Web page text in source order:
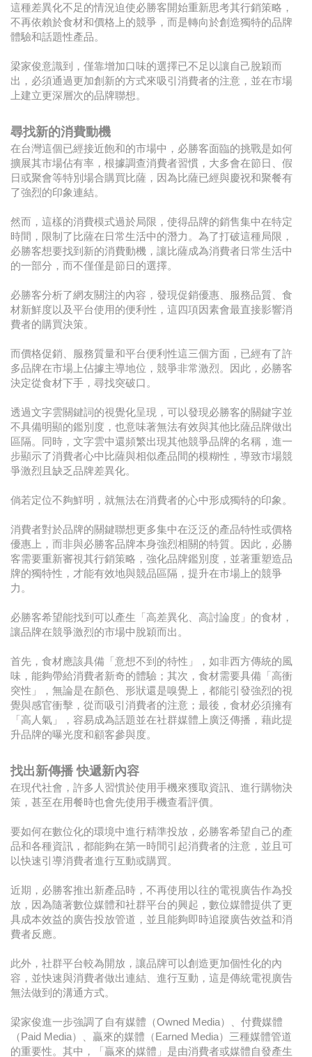
這種差異化不足的情況迫使必勝客開始重新思考其行銷策略，
不再依賴於食材和價格上的競爭，而是轉向於創造獨特的品牌
體驗和話題性產品。
梁家俊意識到，僅靠增加口味的選擇已不足以讓自己脫穎而
出，必須通過更加創新的方式來吸引消費者的注意，並在市場
上建立更深層次的品牌聯想。
尋找新的消費動機
在台灣這個已經接近飽和的市場中，必勝客面臨的挑戰是如何
擴展其市場佔有率，根據調查消費者習慣，大多會在節日、假
日或聚會等特別場合購買比薩，因為比薩已經與慶祝和聚餐有
了強烈的印象連結。
然而，這樣的消費模式過於局限，使得品牌的銷售集中在特定
時間，限制了比薩在日常生活中的潛力。為了打破這種局限，
必勝客想要找到新的消費動機，讓比薩成為消費者日常生活中
的一部分，而不僅僅是節日的選擇。
必勝客分析了網友關注的內容，發現促銷優惠、服務品質、食
材新鮮度以及平台使用的便利性，這四項因素會最直接影響消
費者的購買決策。
而價格促銷、服務質量和平台便利性這三個方面，已經有了許
多品牌在市場上佔據主導地位，競爭非常激烈。因此，必勝客
決定從食材下手，尋找突破口。
透過文字雲關鍵詞的視覺化呈現，可以發現必勝客的關鍵字並
不具備明顯的鑑別度，也意味著無法有效與其他比薩品牌做出
區隔。同時，文字雲中還頻繁出現其他競爭品牌的名稱，進一
步顯示了消費者心中比薩與相似產品間的模糊性，導致市場競
爭激烈且缺乏品牌差異化。
倘若定位不夠鮮明，就無法在消費者的心中形成獨特的印象。
消費者對於品牌的關鍵聯想更多集中在泛泛的產品特性或價格
優惠上，而非與必勝客品牌本身強烈相關的特質。因此，必勝
客需要重新審視其行銷策略，強化品牌鑑別度，並著重塑造品
牌的獨特性，才能有效地與競品區隔，提升在市場上的競爭
力。
必勝客希望能找到可以產生「高差異化、高討論度」的食材，
讓品牌在競爭激烈的市場中脫穎而出。
首先，食材應該具備「意想不到的特性」，如非西方傳統的風
味，能夠帶給消費者新奇的體驗；其次，食材需要具備「高衝
突性」，無論是在顏色、形狀還是嗅覺上，都能引發強烈的視
覺與感官衝擊，從而吸引消費者的注意；最後，食材必須擁有
「高人氣」，容易成為話題並在社群媒體上廣泛傳播，藉此提
升品牌的曝光度和顧客參與度。
找出新傳播 快遞新內容
在現代社會，許多人習慣於使用手機來獲取資訊、進行購物決
策，甚至在用餐時也會先使用手機查看評價。
要如何在數位化的環境中進行精準投放，必勝客希望自己的產
品和各種資訊，都能夠在第一時間引起消費者的注意，並且可
以快速引導消費者進行互動或購買。
近期，必勝客推出新產品時，不再使用以往的電視廣告作為投
放，因為隨著數位媒體和社群平台的興起，數位媒體提供了更
具成本效益的廣告投放管道，並且能夠即時追蹤廣告效益和消
費者反應。
此外，社群平台較為開放，讓品牌可以創造更加個性化的內
容，並快速與消費者做出連結、進行互動，這是傳統電視廣告
無法做到的溝通方式。
梁家俊進一步強調了自有媒體（Owned Media）、付費媒體
（Paid Media）、贏來的媒體（Earned Media）三種媒體管道
的重要性。其中，「贏來的媒體」是由消費者或媒體自發產生